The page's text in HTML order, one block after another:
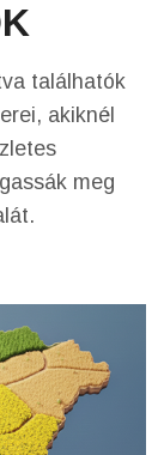
találhatók
akiknél
meg